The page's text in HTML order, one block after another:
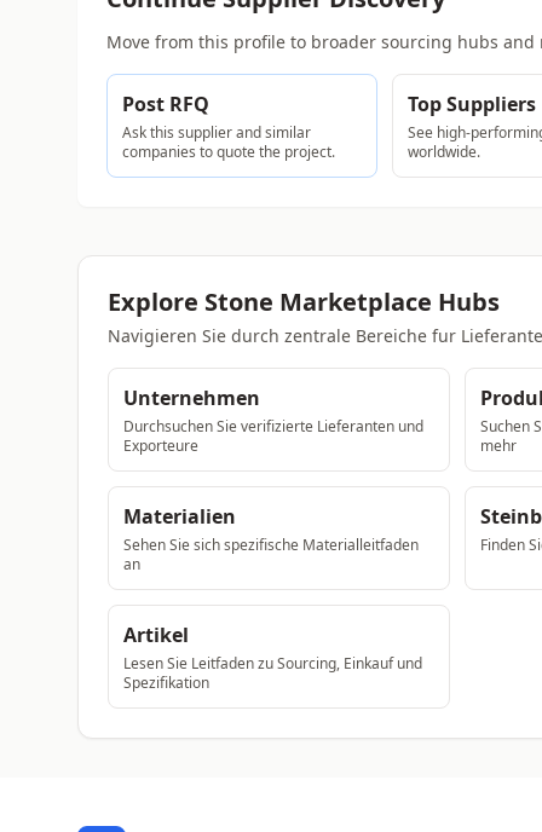
Move from this profile to broader sourcing hubs and
Post RFQ
Ask this supplier and similar
companies to quote the project.
Top Suppliers
See high-
worldwide.
Explore Stone Marketplace Hubs
Navigieren Sie durch zentrale Bereiche fur
Unternehmen
Durchsuchen Sie verifizierte Lieferanten und
Exporteure
Suchen
mehr
Materialien
Sehen Sie sich spezifische Materialleitfaden
an
Finden
Artikel
Lesen Sie Leitfaden zu Sourcing, Einkauf und
Spezifikation